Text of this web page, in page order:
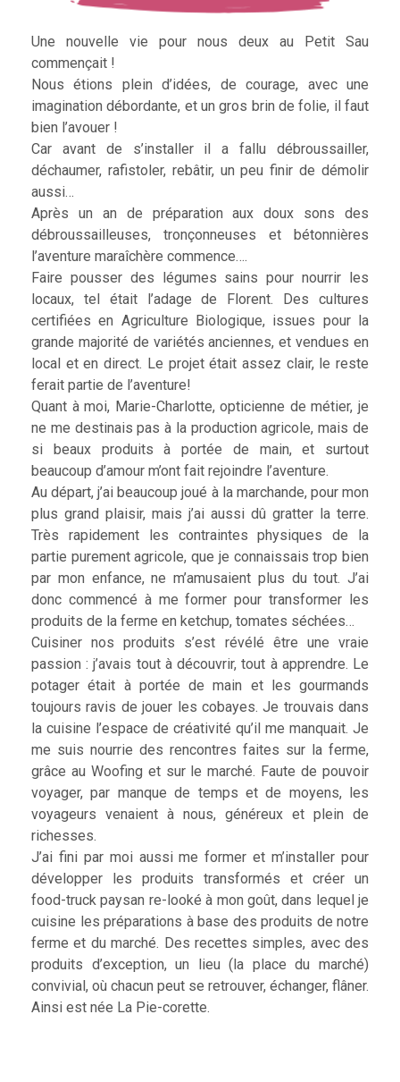
Une nouvelle vie pour nous deux au Petit Sau
commençait !
Nous étions plein d’idées, de courage, avec une
imagination débordante, et un gros brin de folie, il faut
bien l’avouer !
Car avant de s’installer il a fallu débroussailler,
déchaumer, rafistoler, rebâtir, un peu finir de démolir
aussi…
Après un an de préparation aux doux sons des
débroussailleuses, tronçonneuses et bétonnières
l’aventure maraîchère commence….
Faire pousser des légumes sains pour nourrir les
locaux, tel était l’adage de Florent. Des cultures
certifiées en Agriculture Biologique, issues pour la
grande majorité de variétés anciennes, et vendues en
local et en direct. Le projet était assez clair, le reste
ferait partie de l’aventure!
Quant à moi, Marie-Charlotte, opticienne de métier, je
ne me destinais pas à la production agricole, mais de
si beaux produits à portée de main, et surtout
beaucoup d’amour m’ont fait rejoindre l’aventure.
Au départ, j’ai beaucoup joué à la marchande, pour mon
plus grand plaisir, mais j’ai aussi dû gratter la terre.
Très rapidement les contraintes physiques de la
partie purement agricole, que je connaissais trop bien
par mon enfance, ne m’amusaient plus du tout. J’ai
donc commencé à me former pour transformer les
produits de la ferme en ketchup, tomates séchées…
Cuisiner nos produits s’est révélé être une vraie
passion : j’avais tout à découvrir, tout à apprendre. Le
potager était à portée de main et les gourmands
toujours ravis de jouer les cobayes. Je trouvais dans
la cuisine l’espace de créativité qu’il me manquait. Je
me suis nourrie des rencontres faites sur la ferme,
grâce au Woofing et sur le marché. Faute de pouvoir
voyager, par manque de temps et de moyens, les
voyageurs venaient à nous, généreux et plein de
richesses.
J’ai fini par moi aussi me former et m’installer pour
développer les produits transformés et créer un
food-truck paysan re-looké à mon goût, dans lequel je
cuisine les préparations à base des produits de notre
ferme et du marché. Des recettes simples, avec des
produits d’exception, un lieu (la place du marché)
convivial, où chacun peut se retrouver, échanger, flâner.
Ainsi est née La Pie-corette.